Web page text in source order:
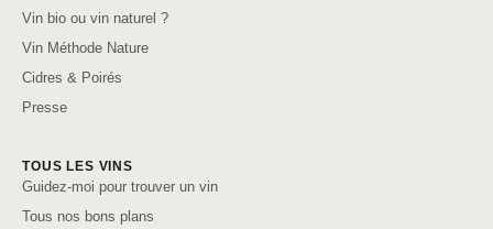
Vin bio ou vin naturel ?
Vin Méthode Nature
Cidres & Poirés
Presse
TOUS LES VINS
Guidez-moi pour trouver un vin
Tous nos bons plans